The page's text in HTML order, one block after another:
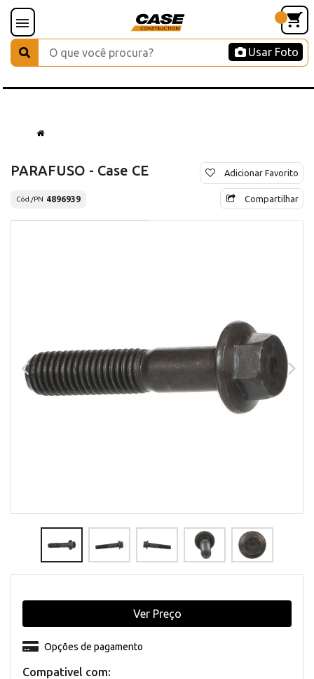
Usar Foto
PARAFUSO - Case CE
Cód./PN 4896939
Adicionar Favorito
Compartilhar
Compativel com:
Opções de pagamento
Ver Preço